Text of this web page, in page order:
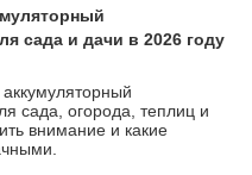
сада и дачи в 2026 году
сада, огорода, теплиц и
внимание и какие